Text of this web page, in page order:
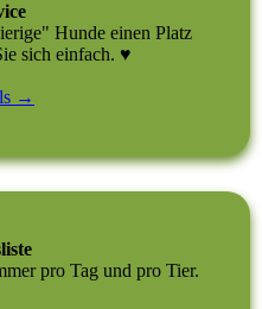
Hunde einen Platz
sich einfach. ♥
→
pro Tag und pro Tier.